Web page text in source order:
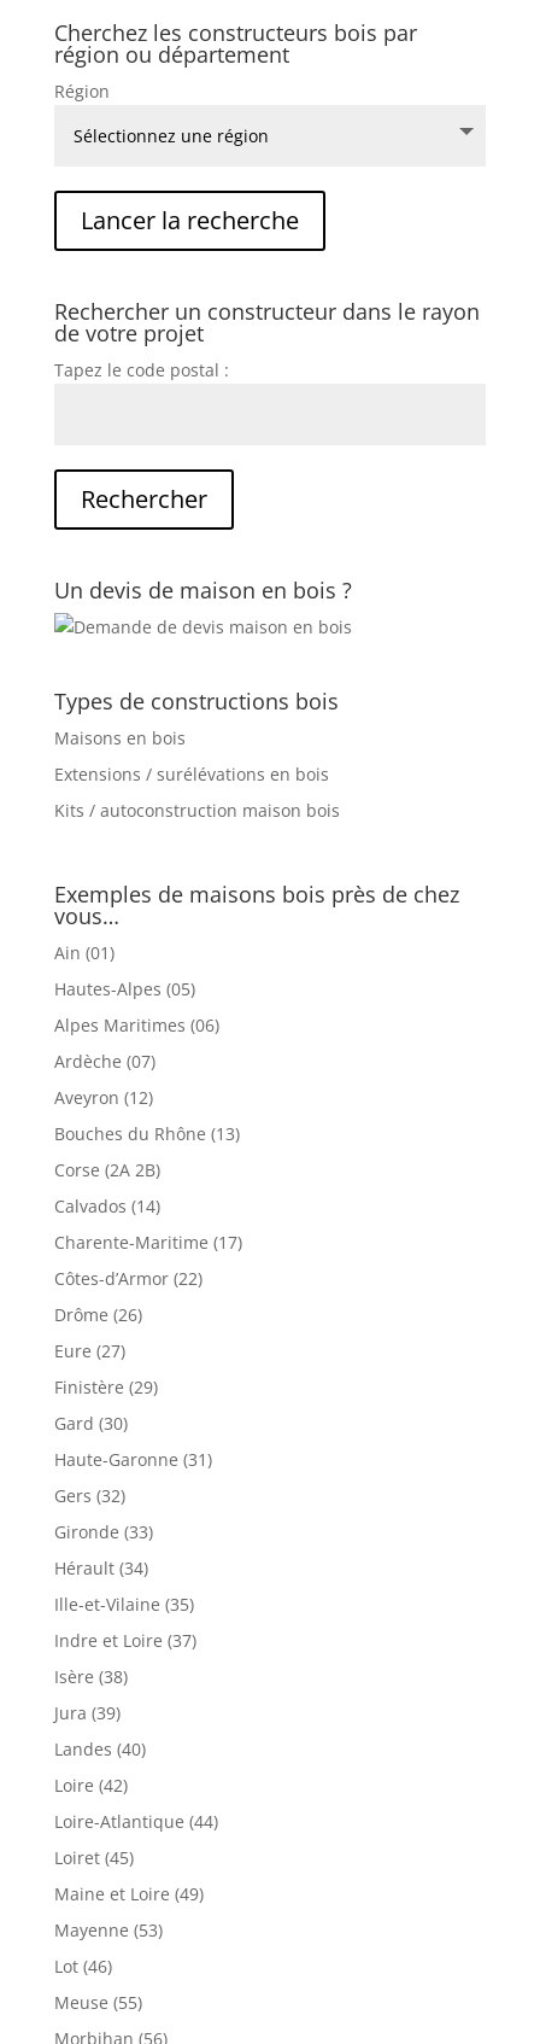
Cherchez les constructeurs bois par
région ou département
Région
Rechercher un constructeur dans le rayon
de votre projet
Tapez le code postal :
Un devis de maison en bois ?
Types de constructions bois
Maisons en bois
Extensions / surélévations en bois
Kits / autoconstruction maison bois
Exemples de maisons bois près de chez
vous…
Ain (01)
Hautes-Alpes (05)
Alpes Maritimes (06)
Ardèche (07)
Aveyron (12)
Bouches du Rhône (13)
Corse (2A 2B)
Calvados (14)
Charente-Maritime (17)
Côtes-d’Armor (22)
Drôme (26)
Eure (27)
Finistère (29)
Gard (30)
Haute-Garonne (31)
Gers (32)
Gironde (33)
Hérault (34)
Ille-et-Vilaine (35)
Indre et Loire (37)
Isère (38)
Jura (39)
Landes (40)
Loire (42)
Loire-Atlantique (44)
Loiret (45)
Maine et Loire (49)
Mayenne (53)
Lot (46)
Meuse (55)
Morbihan (56)